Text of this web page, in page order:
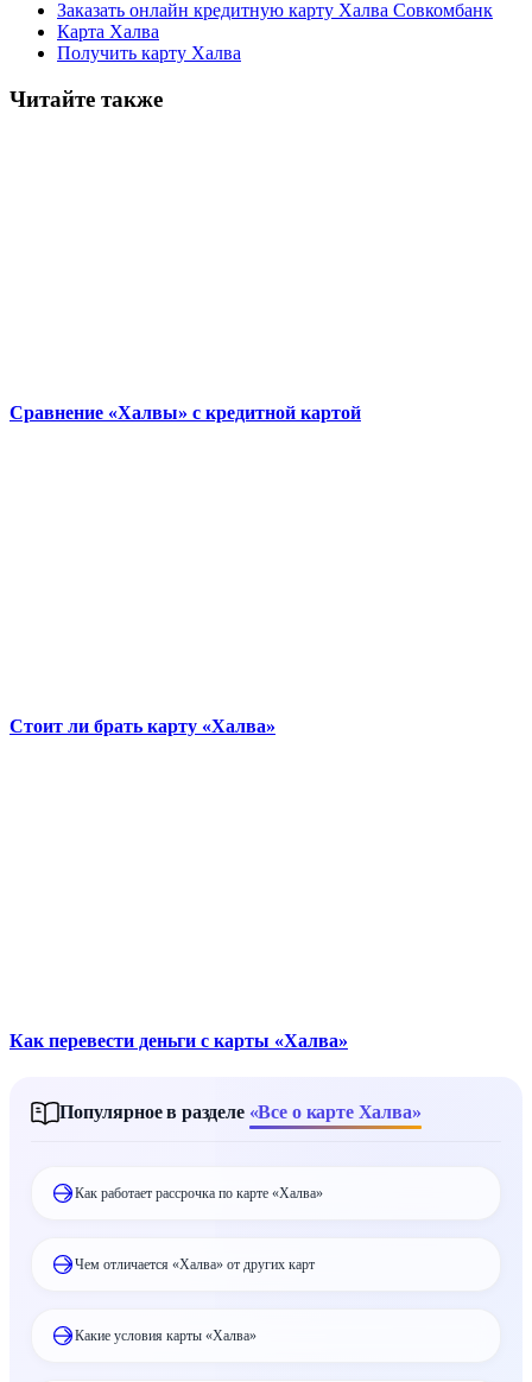
Заказать онлайн кредитную карту Халва Совкомбанк
Карта Халва
Получить карту Халва
Читайте также
Сравнение «Халвы» с кредитной картой
Стоит ли брать карту «Халва»
Как перевести деньги с карты «Халва»
Популярное в разделе «Все о карте Халва»
Как работает рассрочка по карте «Халва»
Чем отличается «Халва» от других карт
Какие условия карты «Халва»